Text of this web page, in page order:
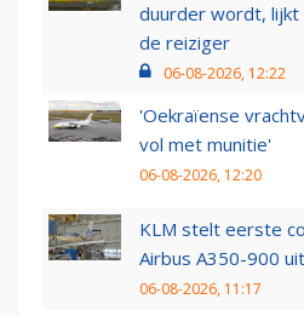
duurder wordt,
de reiziger
06-08-2026, 12:22
'Oekraïense
vol met munitie'
06-08-2026, 12:20
KLM stelt eerste
Airbus A350-900 uit
06-08-2026, 11:17